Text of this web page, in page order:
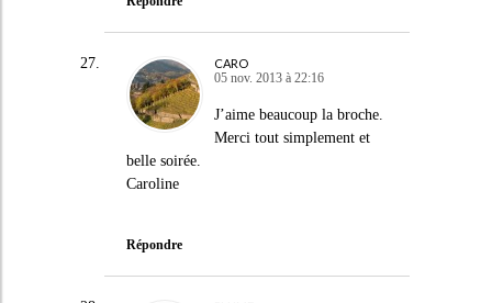
CARO
05 nov. 2013 à 22:16
J’aime beaucoup la broche.
Merci tout simplement et
belle soirée.
Caroline
Répondre